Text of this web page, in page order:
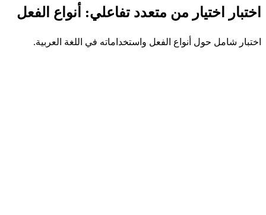
اختبار اختيار من متعدد تفاعلي: أنواع الفعل
اختبار شامل حول أنواع الفعل واستخداماته في اللغة العربية.